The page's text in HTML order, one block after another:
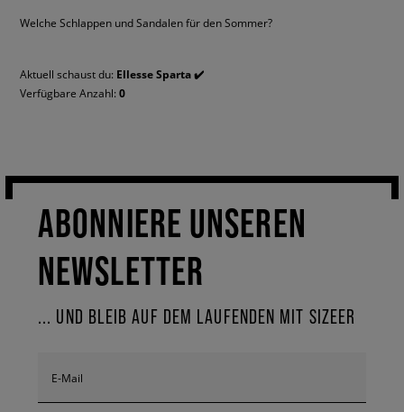
Welche Schlappen und Sandalen für den Sommer?
Aktuell schaust du: Ellesse Sparta ✔️
Verfügbare Anzahl: 0
ABONNIERE UNSEREN
NEWSLETTER
... UND BLEIB AUF DEM LAUFENDEN MIT SIZEER
E-Mail